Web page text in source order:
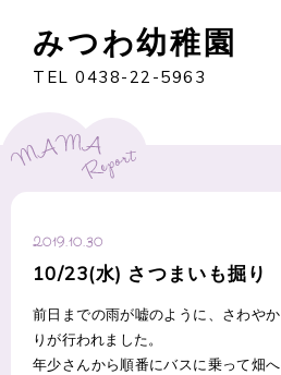
みつわ幼稚園
TEL 0438-22-5963
2019.10.30
10/23(水) さつまいも掘り
前日までの雨が嘘のように、さわや
りが行われました。
年少さんから順番にバスに乗って畑